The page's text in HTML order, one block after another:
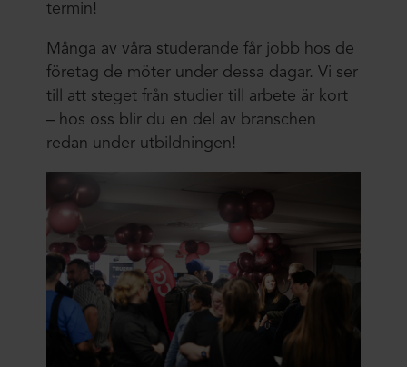
termin!
Många av våra studerande får jobb hos de
företag de möter under dessa dagar. Vi ser
till att steget från studier till arbete är kort
– hos oss blir du en del av branschen
redan under utbildningen!